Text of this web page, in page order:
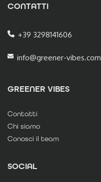
CONTATTI
+39 3298141606
info@greener-vibes.com
GREENER VIBES
Contatti
Chi siamo
Conosci il team
SOCIAL